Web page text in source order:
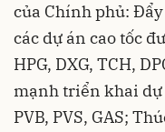
của Chính phủ:
các dự án cao tốc
HPG, DXG, TCH,
mạnh triển khai dự
PVB, PVS, GAS;